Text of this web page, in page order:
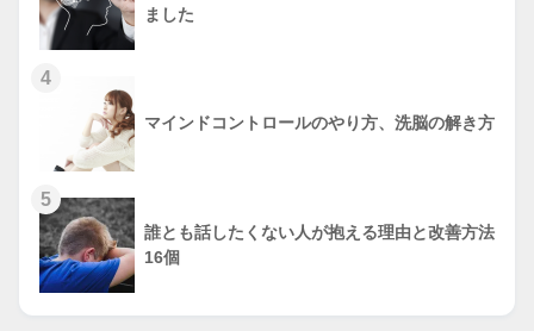
ました
4
マインドコントロールのやり方、洗脳の解き方
5
誰とも話したくない人が抱える理由と改善方法
16個